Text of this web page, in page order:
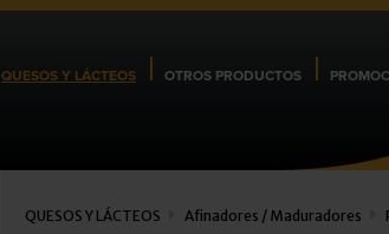
QUESOS Y LÁCTEOS OTROS PRODUCTOS
QUESOS Y LÁCTEOS Afinadores / Maduradores